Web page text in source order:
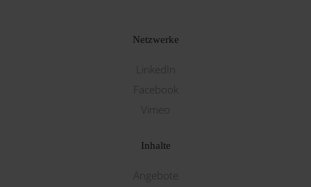
Netzwerke
LinkedIn
Facebook
Vimeo
Inhalte
Angebote